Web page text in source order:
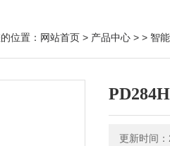
位置： 网站首页 > 产品中心 > > 智
更新时间